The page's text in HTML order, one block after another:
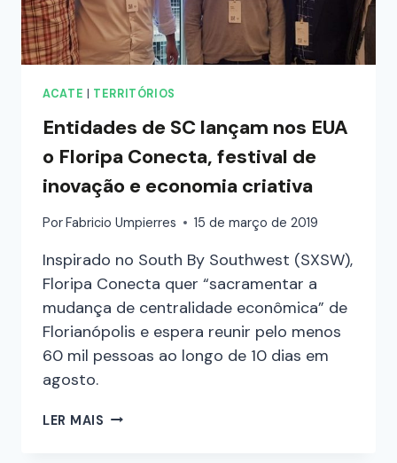
ACATE TERRITÓRIOS
Entidades de SC lançam nos EUA
o Floripa Conecta, festival de
inovação e economia criativa
PorFabricio Umpierres 15 de março de 2019
Inspirado no South By Southwest (SXSW),
Floripa Conecta quer “sacramentar a
mudança de centralidade econômica” de
Florianópolis e espera reunir pelo menos
60 mil pessoas ao longo de 10 dias em
agosto.
LER MAIS